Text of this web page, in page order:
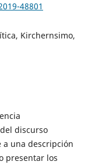
48801
Kirchernsimo,
discurso
una descripción
presentar los